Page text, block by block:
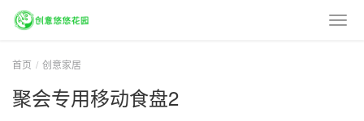
首页 创意家居
聚会专用移动食盘2